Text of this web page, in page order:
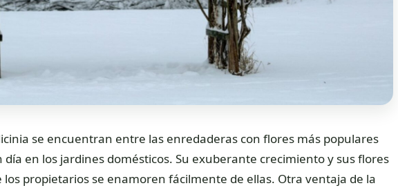
se encuentran entre las enredaderas con flores más populares
en los jardines domésticos. Su exuberante crecimiento y sus flores
los propietarios se enamoren fácilmente de ellas. Otra ventaja de la